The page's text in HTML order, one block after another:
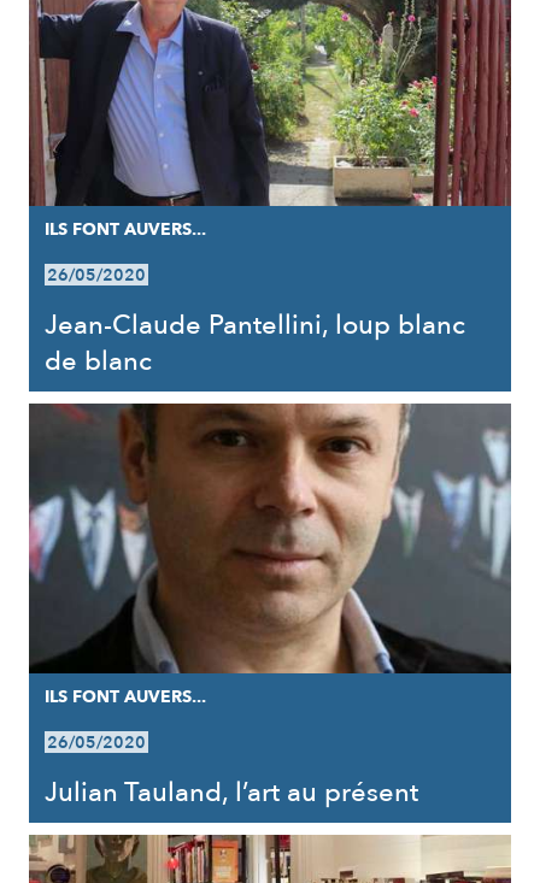
ILS FONT AUVERS...
26/05/2020
Jean-Claude Pantellini, loup blanc
de blanc
ILS FONT AUVERS...
26/05/2020
Julian Tauland, l’art au présent